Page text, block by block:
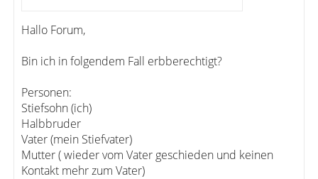
Hallo Forum,
Bin ich in folgendem Fall erbberechtigt?
Personen:
Stiefsohn (ich)
Halbbruder
Vater (mein Stiefvater)
Mutter ( wieder vom Vater geschieden und keinen
Kontakt mehr zum Vater)